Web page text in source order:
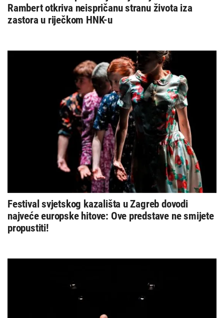
Rambert otkriva neispričanu stranu života iza
zastora u riječkom HNK-u
Festival svjetskog kazališta u Zagreb dovodi
najveće europske hitove: Ove predstave ne smijete
propustiti!